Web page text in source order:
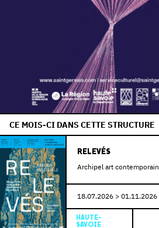
CE MOIS-CI DANS CETTE STRUCTURE
RELEVÉS
Archipel art contemporain
18.07.2026 > 01.11.2026
HAUTE-
SAVOIE